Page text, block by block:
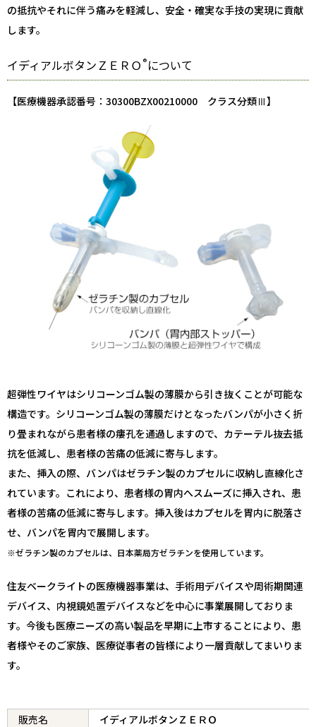
の抵抗やそれに伴う痛みを軽減し、安全・確実な手技の実現に貢献
します。
イディアルボタンＺＥＲＯ ®について
【医療機器承認番号：30300BZX00210000 クラス分類Ⅲ】
超弾性ワイヤはシリコーンゴム製の薄膜から引き抜くことが可能な
構造です。シリコーンゴム製の薄膜だけとなったバンパが小さく折
り畳まれながら患者様の瘻孔を通過しますので、カテーテル抜去抵
抗を低減し、患者様の苦痛の低減に寄与します。
また、挿入の際、バンパはゼラチン製のカプセルに収納し直線化さ
れています。これにより、患者様の胃内へスムーズに挿入され、患
者様の苦痛の低減に寄与します。挿入後はカプセルを胃内に脱落さ
せ、バンパを胃内で展開します。
※ゼラチン製のカプセルは、日本薬局方ゼラチンを使用しています。
住友ベークライトの医療機器事業は、手術用デバイスや周術期関連
デバイス、内視鏡処置デバイスなどを中心に事業展開しておりま
す。今後も医療ニーズの高い製品を早期に上市することにより、患
者様やそのご家族、医療従事者の皆様により一層貢献してまいりま
す。
販売名
イディアルボタンＺＥＲＯ